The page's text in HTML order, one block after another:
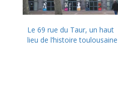
Le 69 rue du Taur, un haut
lieu de l’histoire toulousaine